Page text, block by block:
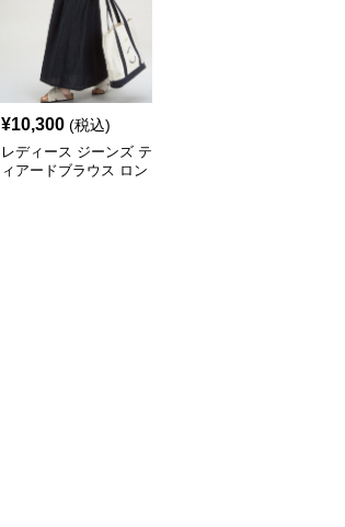
¥10,300 (税込)
レディース ジーンズ テ
ィアードブラウス ロン